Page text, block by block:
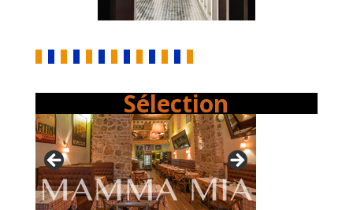
Sélection